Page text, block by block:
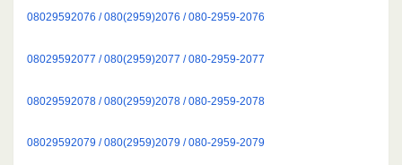
08029592076 / 080(2959)2076 / 080-2959-2076
08029592077 / 080(2959)2077 / 080-2959-2077
08029592078 / 080(2959)2078 / 080-2959-2078
08029592079 / 080(2959)2079 / 080-2959-2079